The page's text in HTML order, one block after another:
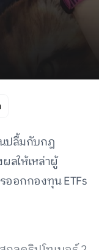
นปลื้มกับกฎ
ลให้เหล่าผู้
อกกองทุน ETFs